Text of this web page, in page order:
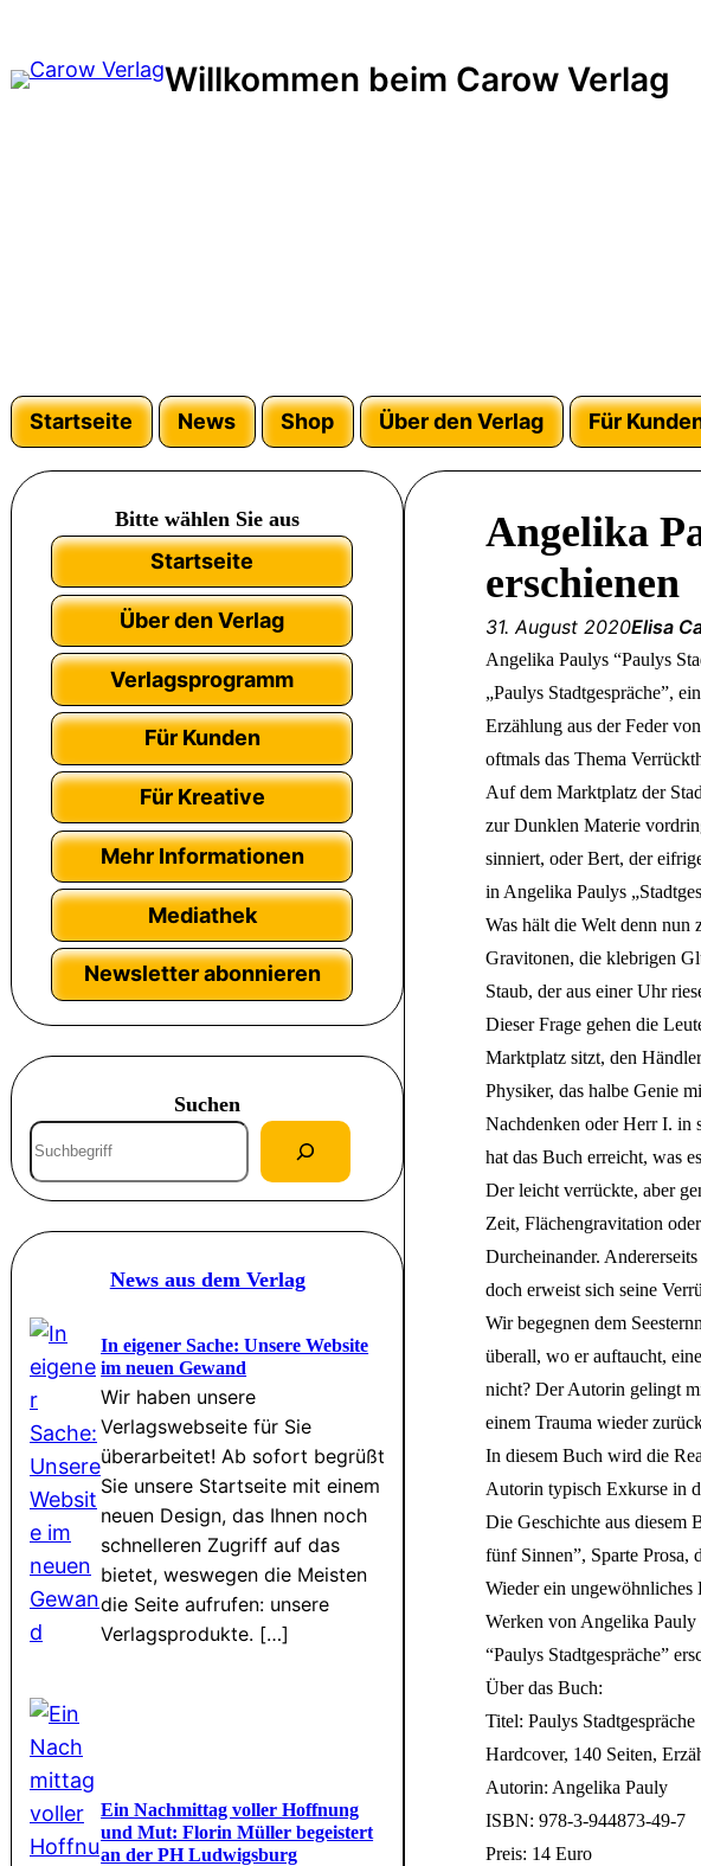
Inhalt
springen
Willkommen beim Carow Verlag
Startseite News Shop Über den Verlag Für
Bitte wählen Sie aus
Startseite
Über den Verlag
Verlagsprogramm
Für Kunden
Für Kreative
Mehr Informationen
Mediathek
Newsletter abonnieren
Suchen
S
u
c
h
News aus dem Verlag
In eigener Sache: Unsere Website
im neuen Gewand
Wir haben unsere
Verlagswebseite für Sie
überarbeitet! Ab sofort begrüßt
Sie unsere Startseite mit einem
neuen Design, das Ihnen noch
schnelleren Zugriff auf das
bietet, weswegen die Meisten
die Seite aufrufen: unsere
Verlagsprodukte. […]
Ein Nachmittag voller Hoffnung
und Mut: Florin Müller begeistert
an der PH Ludwigsburg
Angelika
erschienen
31. August 2020Elisa
Angelika Paulys “Paulys
„Paulys Stadtgespräche”,
Erzählung aus der Feder
oftmals das Thema
Auf dem Marktplatz der
zur Dunklen Materie
sinniert, oder Bert, der
in Angelika Paulys
Was hält die Welt denn nun
Gravitonen, die klebrigen
Staub, der aus einer Uhr
Dieser Frage gehen die
Marktplatz sitzt, den
Physiker, das halbe Genie
Nachdenken oder Herr I. in
hat das Buch erreicht, was
Der leicht verrückte, aber
Zeit, Flächengravitation
Durcheinander.
doch erweist sich seine
Wir begegnen dem
überall, wo er auftaucht,
nicht? Der Autorin gelingt
einem Trauma wieder
In diesem Buch wird die
Autorin typisch Exkurse in
Die Geschichte aus diesem
fünf Sinnen”, Sparte
Wieder ein
Werken von Angelika
“Paulys Stadtgespräche”
Über das Buch:
Titel: Paulys Stadtgespräche
Hardcover, 140 Seiten,
Autorin: Angelika Pauly
ISBN: 978-3-944873-49-7
Preis: 14 Euro